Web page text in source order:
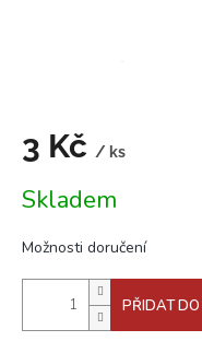
3 Kč / ks
cena:
Skladem
Možnosti doručení
PŘIDAT DO